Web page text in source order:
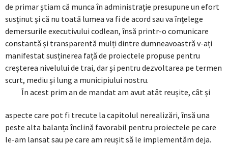
de primar știam că munca în administrație presupune un efort
susținut și că nu toată lumea va fi de acord sau va înțelege
demersurile executivului codlean, însă printr-o comunicare
constantă și transparentă mulți dintre dumneavoastră v-ați
manifestat susținerea față de proiectele propuse pentru
creșterea nivelului de trai, dar și pentru dezvoltarea pe termen
scurt, mediu și lung a municipiului nostru.
În acest prim an de mandat am avut atât reușite, cât și
aspecte care pot fi trecute la capitolul nerealizări, însă una
peste alta balanța înclină favorabil pentru proiectele pe care
le-am lansat sau pe care am reușit să le implementăm deja.